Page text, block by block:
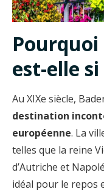
Pourquoi
est-elle
Au XIXe siècle,
destination
européenne. La
telles que la reine
d’Autriche et
idéal pour le repos